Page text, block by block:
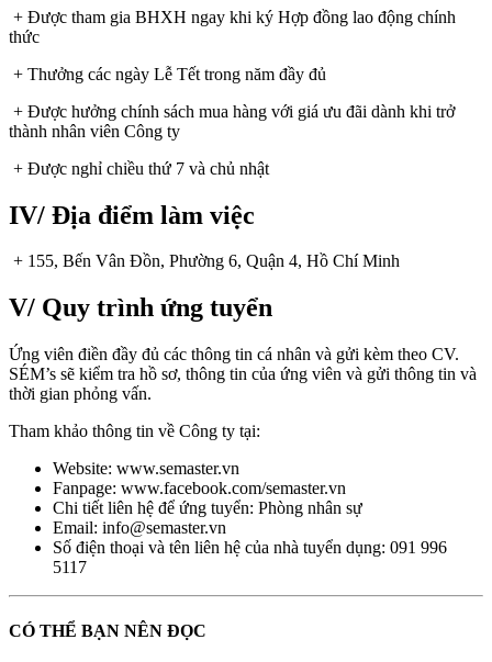
+ Được tham gia BHXH ngay khi ký Hợp đồng lao động chính
thức
+ Thưởng các ngày Lễ Tết trong năm đầy đủ
+ Được hưởng chính sách mua hàng với giá ưu đãi dành khi trở
thành nhân viên Công ty
+ Được nghỉ chiều thứ 7 và chủ nhật
IV/ Địa điểm làm việc
+ 155, Bến Vân Đồn, Phường 6, Quận 4, Hồ Chí Minh
V/ Quy trình ứng tuyển
Ứng viên điền đầy đủ các thông tin cá nhân và gửi kèm theo CV.
SÉM’s sẽ kiểm tra hồ sơ, thông tin của ứng viên và gửi thông tin và
thời gian phỏng vấn.
Tham khảo thông tin về Công ty tại:
Website: www.semaster.vn
Fanpage: www.facebook.com/semaster.vn
Chi tiết liên hệ để ứng tuyển: Phòng nhân sự
Email: info@semaster.vn
Số điện thoại và tên liên hệ của nhà tuyển dụng: 091 996
5117
CÓ THỂ BẠN NÊN ĐỌC